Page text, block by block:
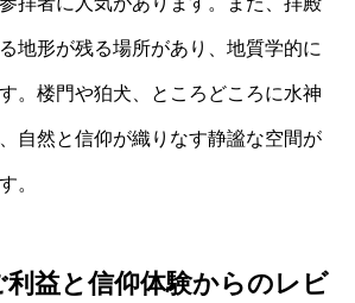
地形が残る場所があり、地質学的に
。楼門や狛犬、ところどころに水神
自然と信仰が織りなす静謐な空間が
。
利益と信仰体験からのレビ